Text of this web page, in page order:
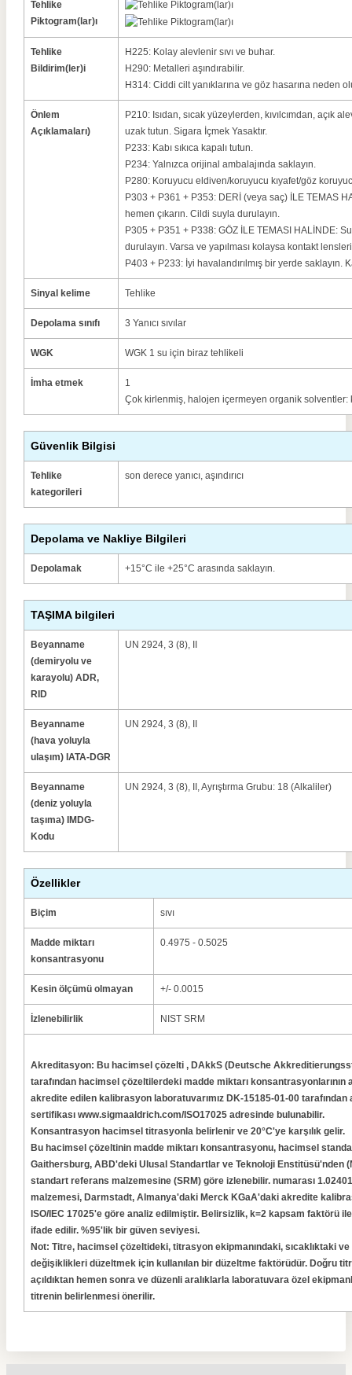
Tehlike
Piktogram(lar)ı
Tehlike
Bildirim(ler)i
H225: Kolay alevlenir sıvı ve buhar.
H290: Metalleri aşındırabilir.
H314: Ciddi cilt yanıklarına ve göz hasarına neden
Önlem
Açıklamaları)
P210: Isıdan, sıcak yüzeylerden, kıvılcımdan, açık
uzak tutun. Sigara İçmek Yasaktır.
P233: Kabı sıkıca kapalı tutun.
P234: Yalnızca orijinal ambalajında ​​saklayın.
P280: Koruyucu eldiven/koruyucu kıyafet/göz
P303 + P361 + P353: DERİ (veya saç) İLE TEMAS
hemen çıkarın. Cildi suyla durulayın.
P305 + P351 + P338: GÖZ İLE TEMASI HALİNDE:
durulayın. Varsa ve yapılması kolaysa kontakt
P403 + P233: İyi havalandırılmış bir yerde saklayın.
Sinyal kelime Tehlike
Depolama sınıfı 3 Yanıcı sıvılar
WGK WGK 1 su için biraz tehlikeli
İmha etmek
1
Çok kirlenmiş, halojen içermeyen organik solventler:
Güvenlik Bilgisi
Tehlike
kategorileri
son derece yanıcı, aşındırıcı
Depolama ve Nakliye Bilgileri
Depolamak +15°C ile +25°C arasında saklayın.
TAŞIMA bilgileri
Beyanname
(demiryolu ve
karayolu) ADR,
RID
UN 2924, 3 (8), II
Beyanname
(hava yoluyla
ulaşım) IATA-DGR
UN 2924, 3 (8), II
Beyanname
(deniz yoluyla
taşıma) IMDG-
Kodu
UN 2924, 3 (8), II, Ayrıştırma Grubu: 18 (Alkaliler)
Özellikler
Biçim sıvı
Madde miktarı
konsantrasyonu
0.4975 - 0.5025
Kesin ölçümü olmayan +/- 0.0015
İzlenebilirlik NIST SRM
Akreditasyon: Bu hacimsel çözelti , DAkkS (Deutsche
tarafından hacimsel çözeltilerdeki madde miktarı konsantrasyonlarının
akredite edilen kalibrasyon laboratuvarımız DK-15185-01-00
sertifikası www.sigmaaldrich.com/ISO17025 adresinde bulunabilir.
Konsantrasyon hacimsel titrasyonla belirlenir ve 20°C'ye karşılık gelir.
Bu hacimsel çözeltinin madde miktarı konsantrasyonu, hacimsel
Gaithersburg, ABD'deki Ulusal Standartlar ve Teknoloji Enstitüsü'nden
standart referans malzemesine (SRM) göre izlenebilir. numarası
malzemesi, Darmstadt, Almanya'daki Merck KGaA'daki akredite
ISO/IEC 17025'e göre analiz edilmiştir. Belirsizlik, k=2 kapsam faktörü
ifade edilir. %95'lik bir güven seviyesi.
Not: Titre, hacimsel çözeltideki, titrasyon ekipmanındaki, sıcaklıktaki
değişiklikleri düzeltmek için kullanılan bir düzeltme faktörüdür. Doğru
açıldıktan hemen sonra ve düzenli aralıklarla laboratuvara özel
titrenin belirlenmesi önerilir.